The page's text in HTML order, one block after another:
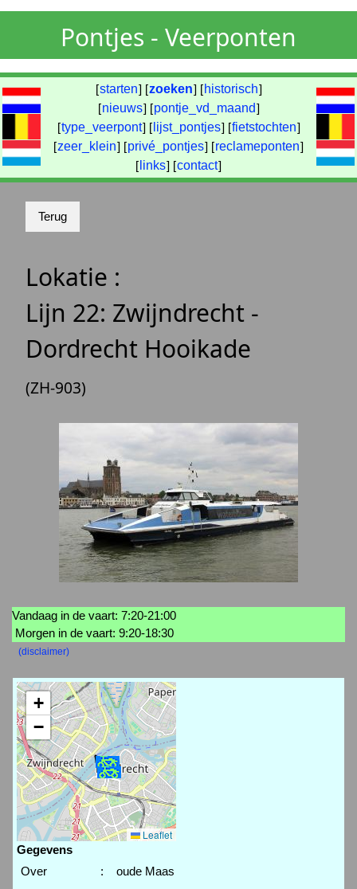
Pontjes - Veerponten
[starten] [zoeken] [ historisch]
[nieuws] [pontje_vd_maand]
[type_veerpont] [ lijst_pontjes] [fietstochten]
[zeer_klein] [privé_pontjes] [reclameponten]
[ links] [contact]
Lokatie :
Lijn 22: Zwijndrecht -
Dordrecht Hooikade
(ZH-903)
Vandaag in de vaart: 7:20-21:00
Morgen in de vaart: 9:20-18:30
(disclaimer)
+
−
Leaflet
Gegevens
Over
:
oude Maas